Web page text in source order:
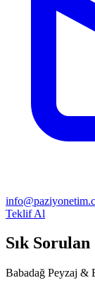
Teklif Al
Sık
Babadağ Peyzaj &